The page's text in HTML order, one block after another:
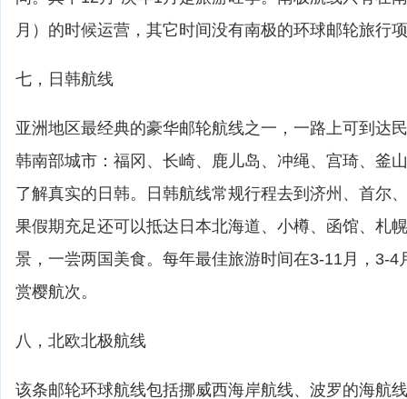
月）的时候运营，其它时间没有南极的环球邮轮旅行
七，日韩航线
亚洲地区最经典的豪华邮轮航线之一，一路上可到达
韩南部城市：福冈、长崎、鹿儿岛、冲绳、宫琦、釜
了解真实的日韩。日韩航线常规行程去到济州、首尔
果假期充足还可以抵达日本北海道、小樽、函馆、札
景，一尝两国美食。每年最佳旅游时间在3-11月，3-4
赏樱航次。
八，北欧北极航线
该条邮轮环球航线包括挪威西海岸航线、波罗的海航